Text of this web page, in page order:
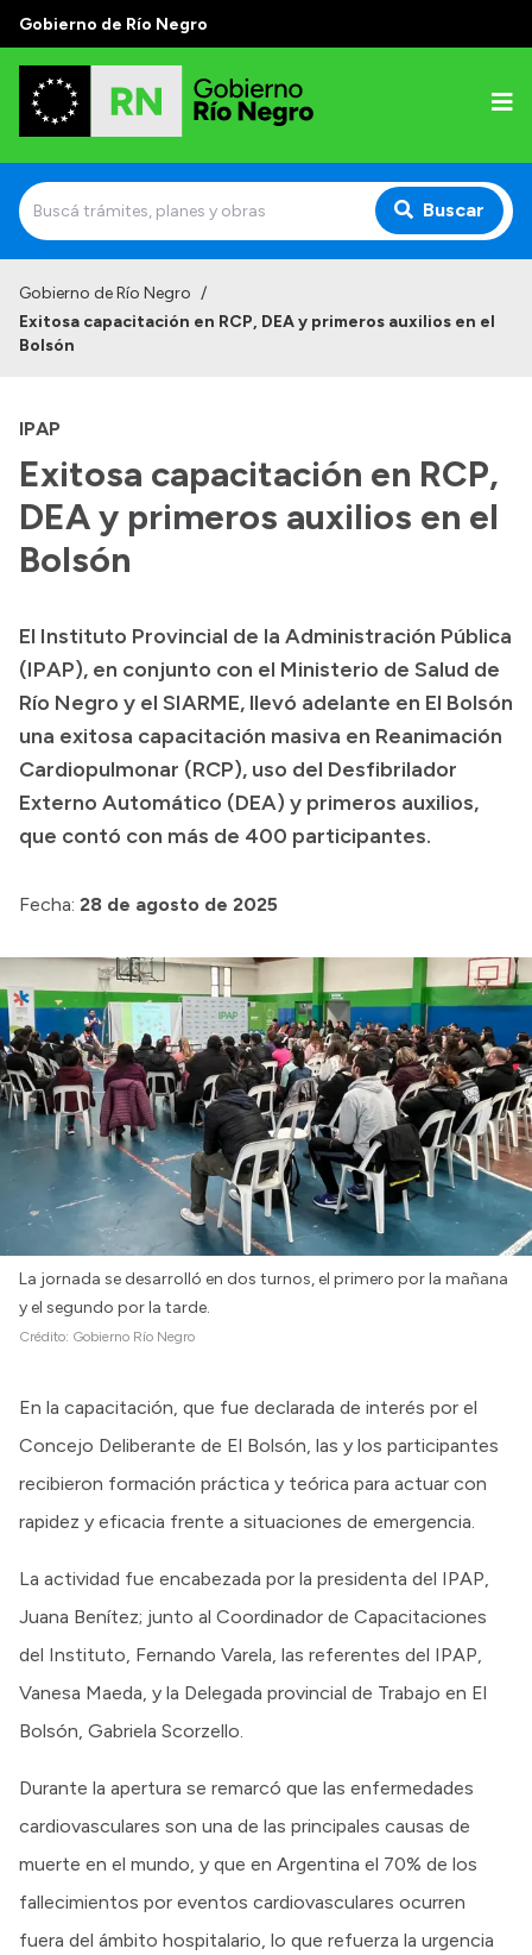
Gobierno de Río Negro
Buscar
Autoridades
Autoridades y Organismos
Discursos en la Legislatura
Casa de Gobierno
Acerca de Río Negro
Geografía
Invertí en Río Negro
Transparencia
Presupuesto
Consulta de expedientes
Consulta de pago a proveedores
Convocatorias
Intranet
Login
Gobierno de Río Negro /
Exitosa capacitación en RCP, DEA y primeros auxilios en el
Bolsón
IPAP
Exitosa capacitación en RCP,
DEA y primeros auxilios en el
Bolsón
El Instituto Provincial de la Administración Pública
(IPAP), en conjunto con el Ministerio de Salud de
Río Negro y el SIARME, llevó adelante en El Bolsón
una exitosa capacitación masiva en Reanimación
Cardiopulmonar (RCP), uso del Desfibrilador
Externo Automático (DEA) y primeros auxilios,
que contó con más de 400 participantes.
Fecha: 28 de agosto de 2025
La jornada se desarrolló en dos turnos, el primero por la mañana
y el segundo por la tarde.
Crédito: Gobierno Río Negro
En la capacitación, que fue declarada de interés por el
Concejo Deliberante de El Bolsón, las y los participantes
recibieron formación práctica y teórica para actuar con
rapidez y eficacia frente a situaciones de emergencia.
La actividad fue encabezada por la presidenta del IPAP,
Juana Benítez; junto al Coordinador de Capacitaciones
del Instituto, Fernando Varela, las referentes del IPAP,
Vanesa Maeda, y la Delegada provincial de Trabajo en El
Bolsón, Gabriela Scorzello.
Durante la apertura se remarcó que las enfermedades
cardiovasculares son una de las principales causas de
muerte en el mundo, y que en Argentina el 70% de los
fallecimientos por eventos cardiovasculares ocurren
fuera del ámbito hospitalario, lo que refuerza la urgencia